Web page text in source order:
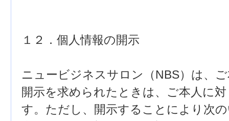
１２．個人情報の開示
ニュービジネスサロン（NBS）は、
開示を求められたときは、ご本人に
す。ただし、開示することにより次